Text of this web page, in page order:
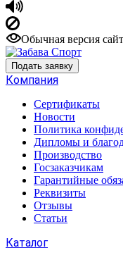
Обычная версия
Подать заявку
Компания
Сертификаты
Новости
Политика
Дипломы и
Производство
Госзаказчикам
Гарантийные
Реквизиты
Отзывы
Статьи
Каталог